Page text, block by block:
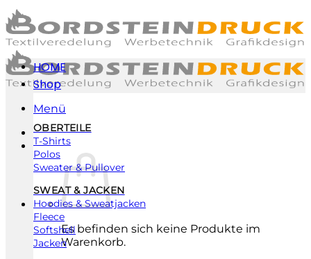
Menü
Es befinden sich keine Produkte im
Warenkorb.
HOME
Shop
OBERTEILE
T-Shirts
Polos
Sweater & Pullover
SWEAT & JACKEN
Hoodies & Sweatjacken
Fleece
Softshell
Jacken